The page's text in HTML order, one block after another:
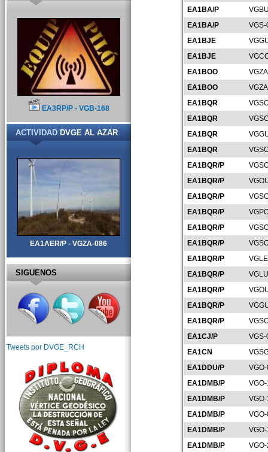
EA1BA/P
EA1BA/P
EA1BJE
EA1BJE
EA1BOO
EA1BOO
EA1BQR
EA1BQR
EA1BQR
EA1BQR
EA1BQR/P
EA1BQR/P
EA1BQR/P
EA1BQR/P
EA1BQR/P
EA1BQR/P
EA1BQR/P
EA1BQR/P
EA1BQR/P
EA1BQR/P
EA1BQR/P
EA1CJ/P
EA1CN
EA1DDU/P
EA1DMB/P
EA1DMB/P
EA1DMB/P
EA1DMB/P
EA1DMB/P
EA3RP/P - VGB-168
ACTIVIDADDVGE AL AZAR
EA1AER/P - VGZA-086
SIGUENOS
Tweets por DVGE_RCH